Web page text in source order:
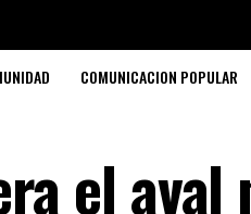
COMUNICACION POPULAR
el